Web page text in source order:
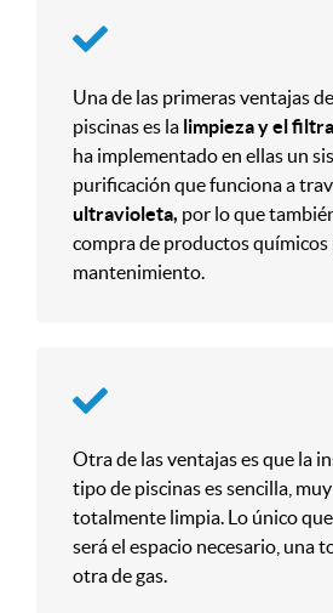
Una de las primeras ventajas
piscinas es la limpieza y el
ha implementado en ellas un
purificación que funciona a
ultravioleta, por lo que
compra de productos químicos
mantenimiento.
Otra de las ventajas es que la
tipo de piscinas es sencilla,
totalmente limpia. Lo único
será el espacio necesario, una
otra de gas.